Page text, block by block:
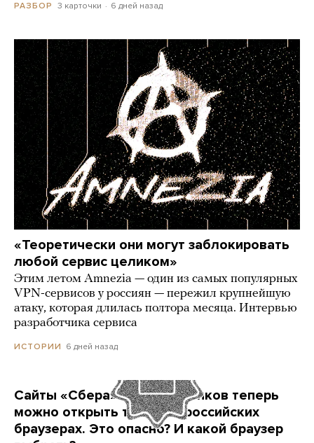
РАЗБОР 3 карточки 6 дней назад
«Теоретически они могут заблокировать
любой сервис целиком»
Этим летом Amnezia — один из самых популярных
VPN-сервисов у россиян — пережил крупнейшую
атаку, которая длилась полтора месяца. Интервью
разработчика сервиса
ИСТОРИИ 6 дней назад
Сайты «Сбера» и других банков теперь
можно открыть только в российских
браузерах. Это опасно? И какой браузер